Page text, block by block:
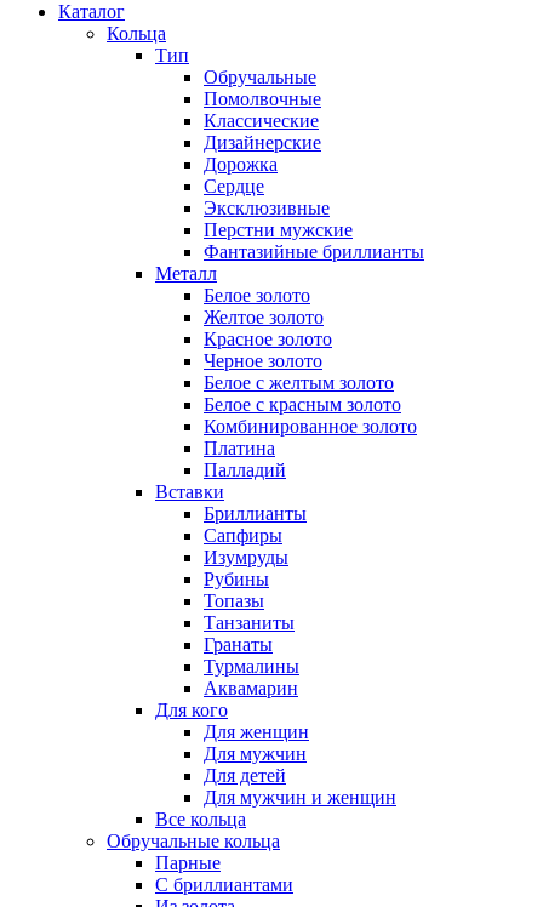
Каталог
Кольца
Тип
Обручальные
Помолвочные
Классические
Дизайнерские
Дорожка
Сердце
Эксклюзивные
Перстни мужские
Фантазийные бриллианты
Металл
Белое золото
Желтое золото
Красное золото
Черное золото
Белое с желтым золото
Белое с красным золото
Комбинированное золото
Платина
Палладий
Вставки
Бриллианты
Сапфиры
Изумруды
Рубины
Топазы
Танзаниты
Гранаты
Турмалины
Аквамарин
Для кого
Для женщин
Для мужчин
Для детей
Для мужчин и женщин
Все кольца
Обручальные кольца
Парные
С бриллиантами